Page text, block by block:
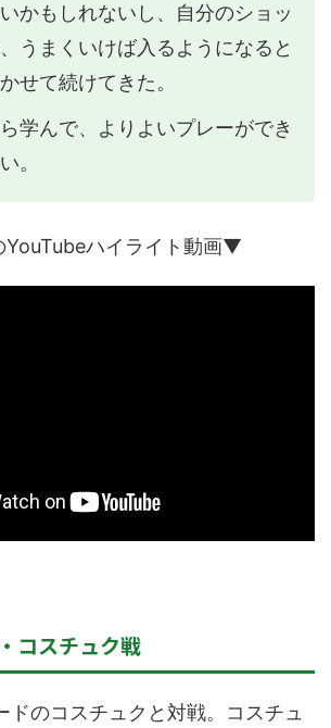
かもしれないし、自分のショッ
うまくいけば入るようになると
せて続けてきた。
学んで、よりよいプレーができ
。
YouTubeハイライト動画▼
コスチュク戦
ドのコスチュクと対戦。コスチュ